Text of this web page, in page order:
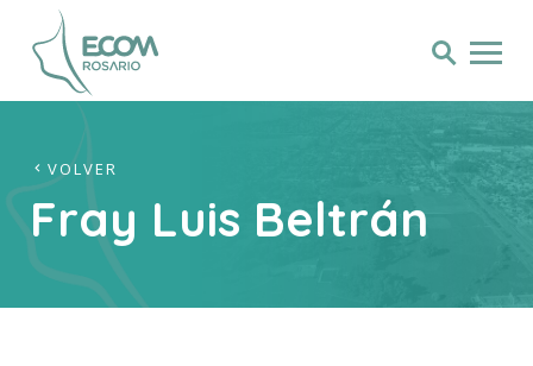
VOLVER
Fray Luis Beltrán